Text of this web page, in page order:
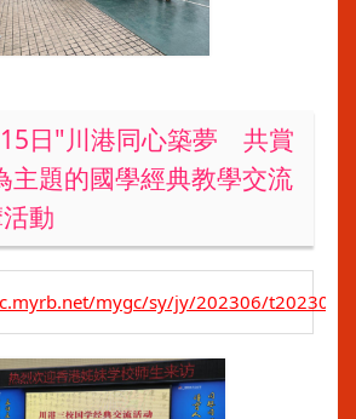
日"川港同心築夢 共賞
主題的國學經典教學交流
動
mygc/sy/jy/202306/